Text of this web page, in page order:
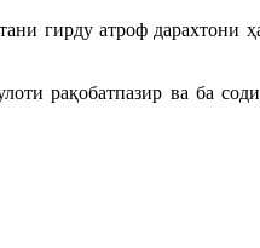
гирду атроф дарахтони
рақобатпазир ва ба